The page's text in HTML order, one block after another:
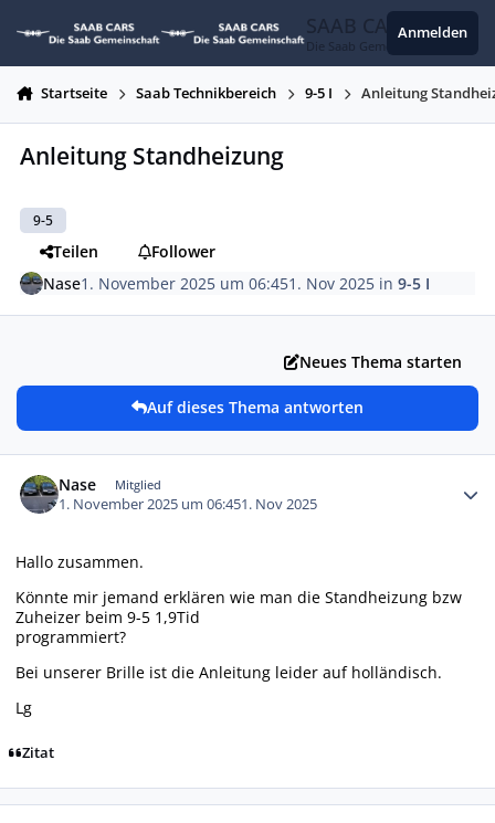
SAAB CARS
Die Saab Gemeinschaft
Anmelden
Startseite Saab Technikbereich 9-5 I Anleitung
Anleitung Standheizung
9-5
Teilen
Follower
Nase1. November 2025 um 06:451. Nov 2025 in9-5 I
Neues Thema starten
Auf dieses Thema antworten
Nase Mitglied
1. November 2025 um 06:451. Nov 2025
Hallo zusammen.
Könnte mir jemand erklären wie man die Standheizung bzw
Zuheizer beim 9-5 1,9Tid
programmiert?
Bei unserer Brille ist die Anleitung leider auf holländisch.
Lg
Zitat